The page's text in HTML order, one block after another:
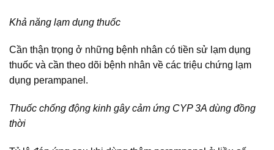
Khả năng lạm dụng thuốc
Cần thận trọng ở những bệnh nhân có tiền sử lạm dụng
thuốc và cần theo dõi bệnh nhân về các triệu chứng lạm
dụng perampanel.
Thuốc chống động kinh gây cảm ứng CYP 3A dùng đồng
thời